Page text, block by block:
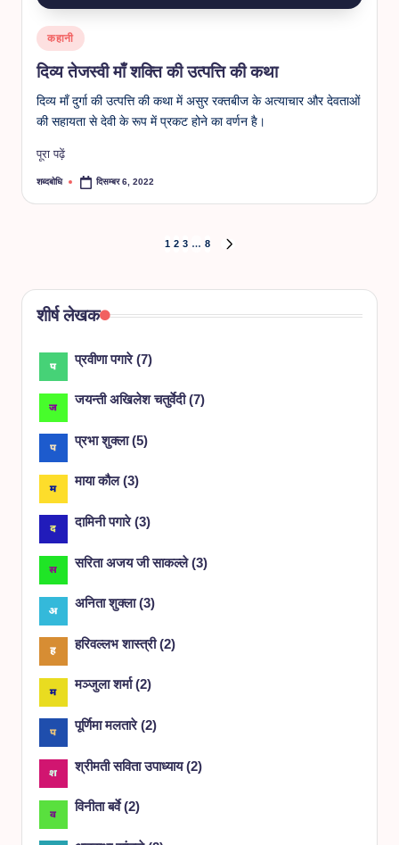
Posted
in
कहानी
दिव्य तेजस्वी माँ शक्ति की उत्पत्ति की कथा
दिव्य माँ दुर्गा की उत्पत्ति की कथा में असुर रक्तबीज के अत्याचार और देवताओं
की सहायता से देवी के रूप में प्रकट होने का वर्णन है।
पूरा पढ़ें
Posted
शब्दबोधि दिसम्बर 6, 2022
pagination
1 2 3 … 8
शीर्ष लेखक
प्रवीणा पगारे(7)
जयन्ती अखिलेश चतुर्वेदी(7)
प्रभा शुक्ला(5)
माया कौल(3)
दामिनी पगारे(3)
सरिता अजय जी साकल्ले(3)
अनिता शुक्ला(3)
हरिवल्लभ शास्त्री(2)
मञ्जुला शर्मा(2)
पूर्णिमा मलतारे(2)
श्रीमती सविता उपाध्याय(2)
विनीता बर्वे(2)